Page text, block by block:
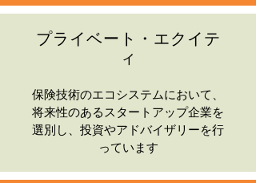
プライベート・エクイテ
ィ
保険技術のエコシステムにおいて、
将来性のあるスタートアップ企業を
選別し、投資やアドバイザリーを行
っています